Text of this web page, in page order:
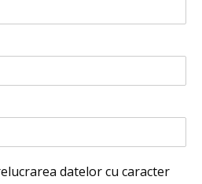
datelor cu caracter